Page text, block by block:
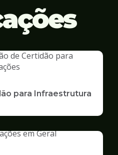
para Infraestrutura